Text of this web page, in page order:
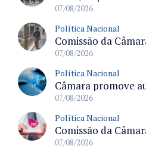
07/08/2026
Política Nacional
07/08/2026
Política Nacional
07/08/2026
Política Nacional
07/08/2026